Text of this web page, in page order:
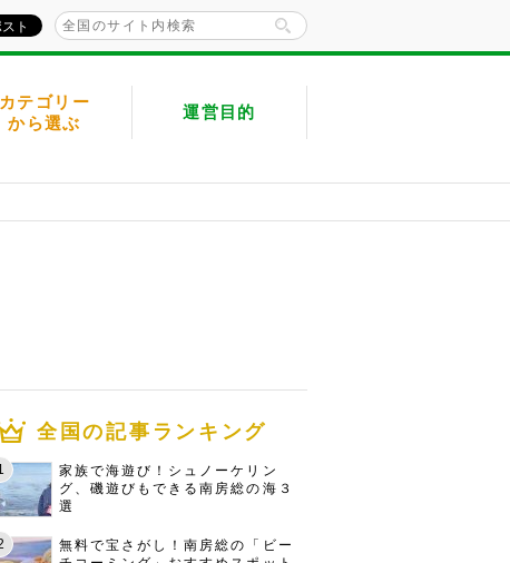
カテゴリー
から選ぶ
運営目的
全国の記事ランキング
家族で海遊び！シュノーケリン
グ、磯遊びもできる南房総の海３
選
無料で宝さがし！南房総の「ビー